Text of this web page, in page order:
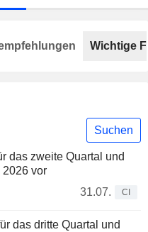
Suchen
das zweite Quartal und
2026 vor
31.07.
CI
das dritte Quartal und
Wichtige